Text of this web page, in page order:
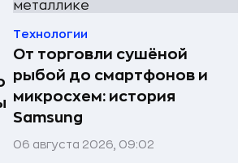
Технологии
От торговли сушёной
рыбой до смартфонов и
микросхем: история
Samsung
06 августа 2026, 09:02